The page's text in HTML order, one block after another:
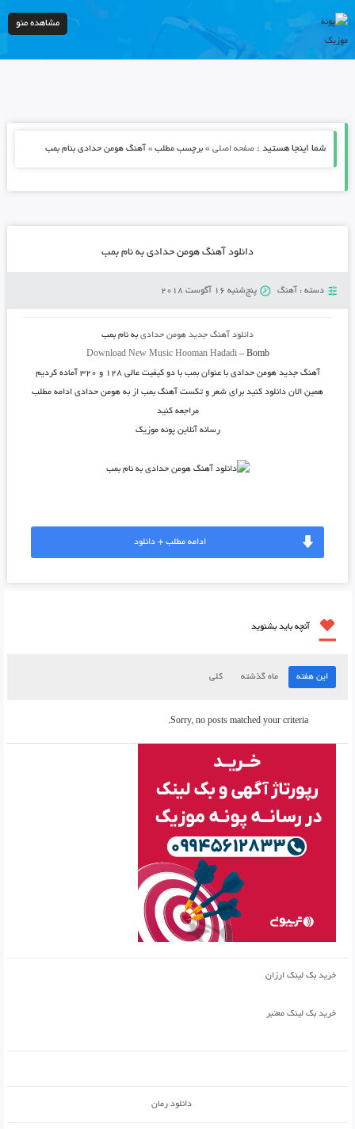
مشاهده منو
شما اینجا هستید : صفحه اصلی» برچسب مطلب » آهنگ هومن حدادی بنام بمب
دانلود آهنگ هومن حدادی به نام بمب
دسته : آهنگ پنج‌شنبه 16 آگوست 2018
دانلود آهنگ جدید هومن حدادیبه نامبمب
Download New Music Hooman Hadadi– Bomb
آهنگ جدیدهومن حدادی با عنوانبمب با دو کیفیت عالی ۱۲۸ و ۳۲۰ آماده کردیم
همین الان دانلود کنید برای شعر و تکست آهنگ بمب از به هومن حدادی ادامه مطلب
مراجعه کنید
رسانه آنلاین پونه موزیک
ادامه مطلب + دانلود
آنچه باید بشنوید
این هفته ماه گذشته کلی
Sorry, no posts matched your criteria.
خرید بک لینک ارزان
خرید بک لینک معتبر
دانلود رمان